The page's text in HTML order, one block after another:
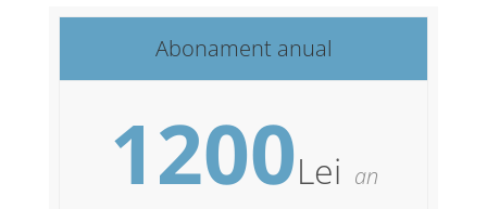
Abonament anual
1200Lei an